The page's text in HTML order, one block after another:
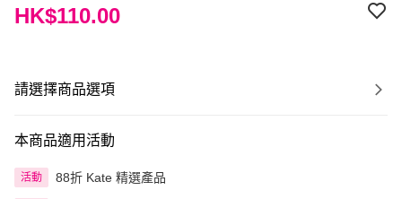
HK$110.00
請選擇商品選項
本商品適用活動
活動 88折 Kate 精選產品